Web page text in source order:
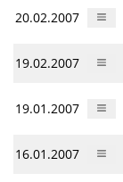
20.02.2007
19.02.2007
19.01.2007
16.01.2007